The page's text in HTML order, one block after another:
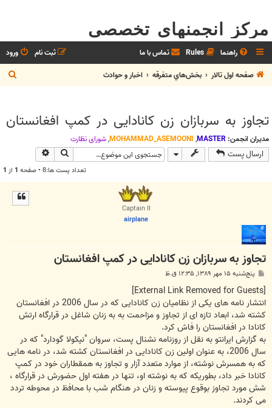
مرکز انجمنهای تخصصی
راهنما Rules تماس با ما ورود
ثبت نام
صفحه اول تالار
بخش‌‌هاي متفرقه اخبار و حوادث
س
تجاوز به سربازان زن کانادایی در کمپ افغانستان
مدیران انجمن: MASTER
,
MOHAMMAD_ASEMOONI
,شوراي نظارت
ارسال پست جستجو
تعداد پست ها:8 • صفحه 1 از 1
Captain II
airplane
تجاوز به سربازان زن کانادایی در کمپ افغانستان
س
ت
پنج‌شنبه ۱۵ مهر ۱۳۸۹, ۱۲:۳۵ ق.ظ
[External Link Removed for Guests]
انتشار نامه های یکی از نظامیان زن کانادایی که در سال 2006 در افغانستان
کشته شد، ابعاد تازه ای از تجاوز و مزاحمت به به زنان شاغل در قرارگاه ارتش
کانادا در افغانستان را فاش کرد.
به گزارش ایرانتو به نقل از روزنامه نشنال پست، سروان "نیکولا گودارد" که در
سال 2006، به عنوان اولین زن کانادایی در افغانستان کشته شد، در نامه هایی
که به همسرش نوشته، از موارد متعدد آزار و تجاوز به همقطاران خود در کمپ
کانادا خبر داد، بطوریکه که به نوشته او، تنها در هفته اول حضورش در قرارگاه ،
شش مورد تجاوز بوقوع پیوسته و زنان در هنگام شب با محافظ در محوطه تردد
می کردند.